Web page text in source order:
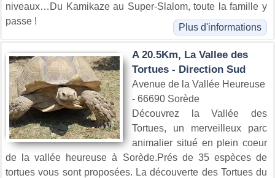
niveaux…Du Kamikaze au Super-Slalom, toute la famille y
passe !
Plus d'informations
A 20.5Km, La Vallee des
Tortues - Direction Sud
Avenue de la Vallée Heureuse
- 66690 Sorède
Découvrez la Vallée des
Tortues, un merveilleux parc
animalier situé en plein coeur
de la vallée heureuse à Sorède.Prés de 35 espèces de
tortues vous sont proposées. La découverte des Tortues du